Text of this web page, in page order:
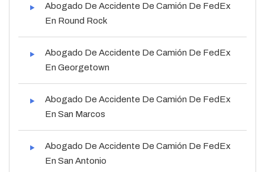
Abogado De Accidente De Camión De FedEx
En Round Rock
Abogado De Accidente De Camión De FedEx
En Georgetown
Abogado De Accidente De Camión De FedEx
En San Marcos
Abogado De Accidente De Camión De FedEx
En San Antonio